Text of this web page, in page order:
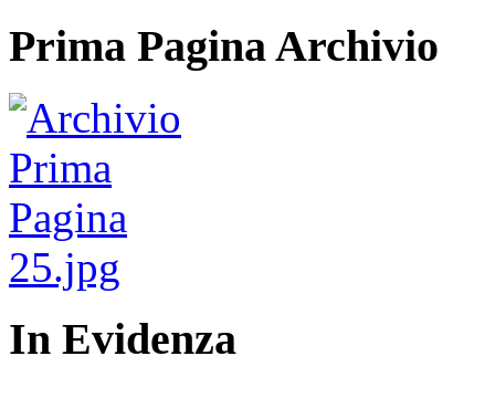
Prima Pagina Archivio
In Evidenza